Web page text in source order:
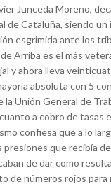
Junceda Moreno,
de Cataluña, siendo
esgrimida ante los
de Arriba es el más
y ahora lleva
absoluta con 5
la Unión General de
a cobro de tasas
confiesa que a lo
presiones que recibía
de dar como
de números rojos